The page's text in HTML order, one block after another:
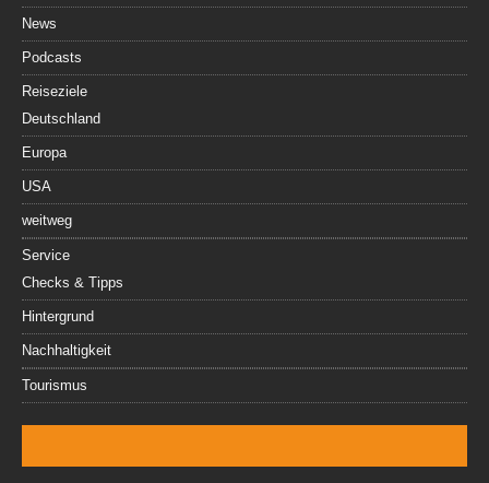
News
Podcasts
Reiseziele
Deutschland
Europa
USA
weitweg
Service
Checks & Tipps
Hintergrund
Nachhaltigkeit
Tourismus